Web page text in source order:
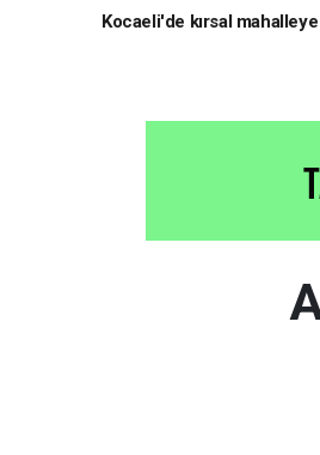
Kocaeli'de kırsal